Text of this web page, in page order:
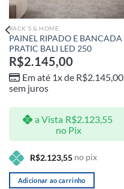
RACK´S & HOME
PAINEL RIPADO E BANCADA
PRATIC BALI LED 250
R$2.145,00
Em até 1x de R$2.145,00
sem juros
a Vista R$2.123,55
no Pix
R$2.123,55no pix
Adicionar ao carrinho